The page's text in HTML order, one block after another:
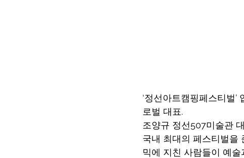
‘정선아트캠핑페스티벌
로벌 대표.
조양규 정선507미술관
국내 최대의 페스티벌을
믹에 지친 사람들이 예